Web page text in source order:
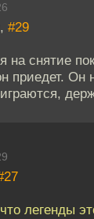
#29
на снятие
приедет. Он
легенды